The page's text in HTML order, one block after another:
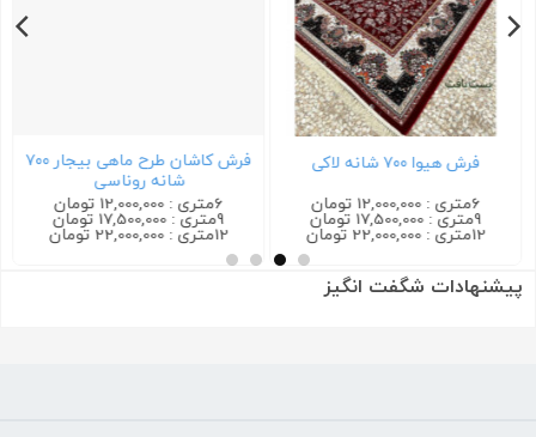
فرش هیوا ۷۰۰ شانه لاکی
6متری : 12,000,000 تومان
9متری : 17,500,000 تومان
12متری : 22,000,000 تومان
فرش کاشان طرح ماهی بیجار ۷۰۰
شانه روناسی
6متری : 12,000,000 تومان
9متری : 17,500,000 تومان
12متری : 22,000,000 تومان
پیشنهادات شگفت انگیز